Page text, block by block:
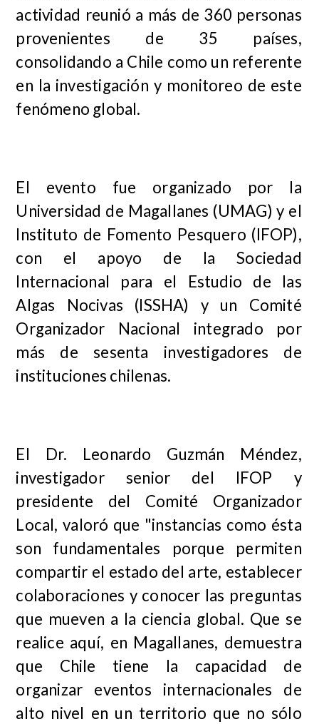
actividad reunió a más de 360 personas
provenientes de 35 países,
consolidando a Chile como un referente
en la investigación y monitoreo de este
fenómeno global.
El evento fue organizado por la
Universidad de Magallanes (UMAG) y el
Instituto de Fomento Pesquero (IFOP),
con el apoyo de la Sociedad
Internacional para el Estudio de las
Algas Nocivas (ISSHA) y un Comité
Organizador Nacional integrado por
más de sesenta investigadores de
instituciones chilenas.
El Dr. Leonardo Guzmán Méndez,
investigador senior del IFOP y
presidente del Comité Organizador
Local, valoró que "instancias como ésta
son fundamentales porque permiten
compartir el estado del arte, establecer
colaboraciones y conocer las preguntas
que mueven a la ciencia global. Que se
realice aquí, en Magallanes, demuestra
que Chile tiene la capacidad de
organizar eventos internacionales de
alto nivel en un territorio que no sólo